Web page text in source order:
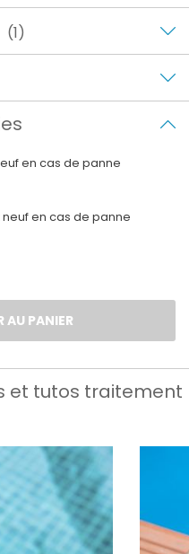
(1)
en cas de panne
neuf en cas de panne
AU PANIER
et tutos traitement